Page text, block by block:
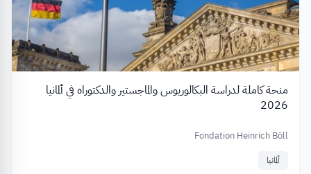
منحة كاملة لدراسة البكالوريوس والماجستير والدكتوراه في ألمانيا
2026
Fondation Heinrich Böll
ألمانيا